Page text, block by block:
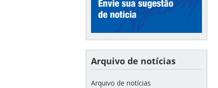
Arquivo de notícias
Arquivo de notícias